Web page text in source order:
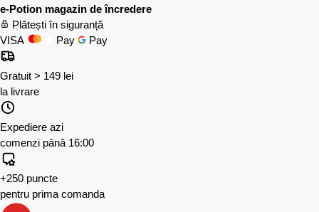
e-Potion magazin de încredere
Plătești în siguranță
VISA
Pay Pay
Gratuit > 149 lei
la livrare
Expediere azi
comenzi până 16:00
+250 puncte
pentru prima comanda